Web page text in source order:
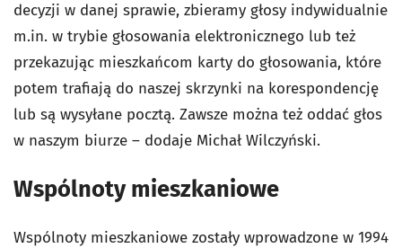
decyzji w danej sprawie, zbieramy głosy indywidualnie
m.in. w trybie głosowania elektronicznego lub też
przekazując mieszkańcom karty do głosowania, które
potem trafiają do naszej skrzynki na korespondencję
lub są wysyłane pocztą. Zawsze można też oddać głos
w naszym biurze – dodaje Michał Wilczyński.
Wspólnoty mieszkaniowe
Wspólnoty mieszkaniowe zostały wprowadzone w 1994